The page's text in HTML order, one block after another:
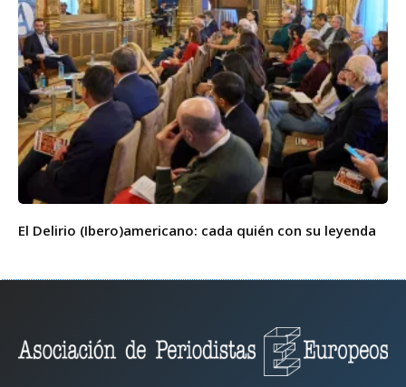
El Delirio (Ibero)americano: cada quién con su leyenda